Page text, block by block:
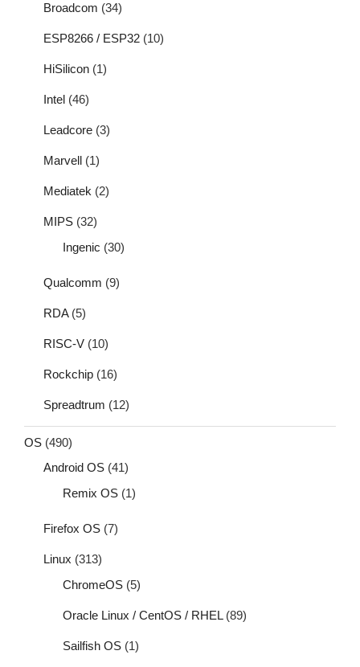
Broadcom (34)
ESP8266 / ESP32 (10)
HiSilicon (1)
Intel (46)
Leadcore (3)
Marvell (1)
Mediatek (2)
MIPS (32)
Ingenic (30)
Qualcomm (9)
RDA(5)
RISC-V (10)
Rockchip (16)
Spreadtrum (12)
OS (490)
Android OS (41)
Remix OS (1)
Firefox OS (7)
Linux (313)
ChromeOS (5)
Oracle Linux / CentOS / RHEL(89)
Sailfish OS (1)